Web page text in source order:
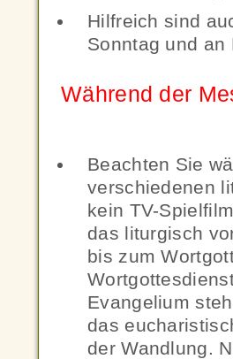
Hilfreich sind
Sonntag und an
Während der
Beachten Sie
verschiedenen
kein TV-
das liturgisch
bis zum
Evangelium
das
der Wandlung.